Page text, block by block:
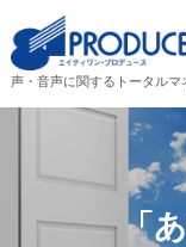
声・音声に関するトータルマ
「